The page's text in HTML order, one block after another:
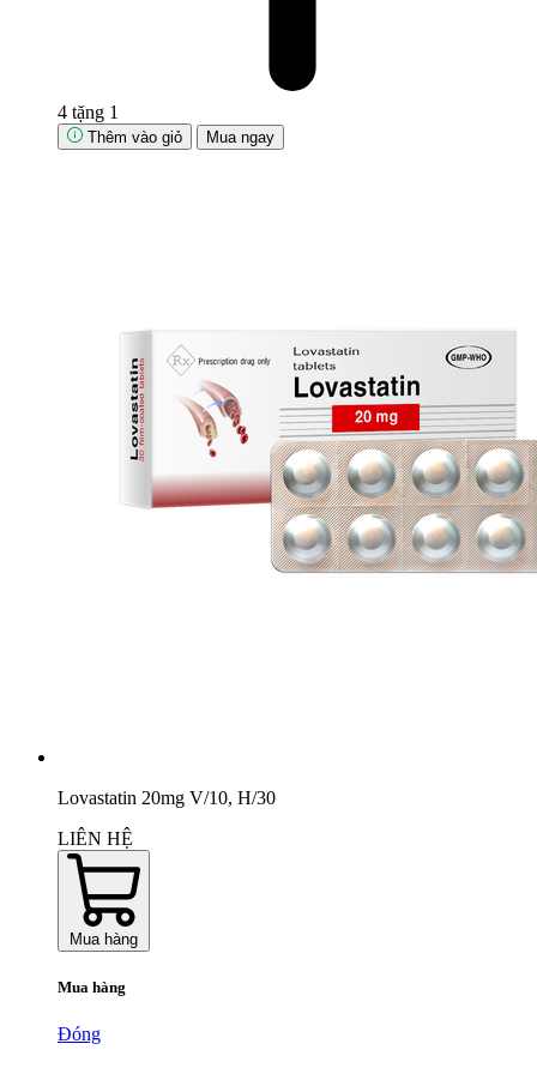
4 tặng 1
Thêm vào giỏ Mua ngay
Lovastatin 20mg V/10, H/30
LIÊN HỆ
Mua hàng
Mua hàng
Đóng